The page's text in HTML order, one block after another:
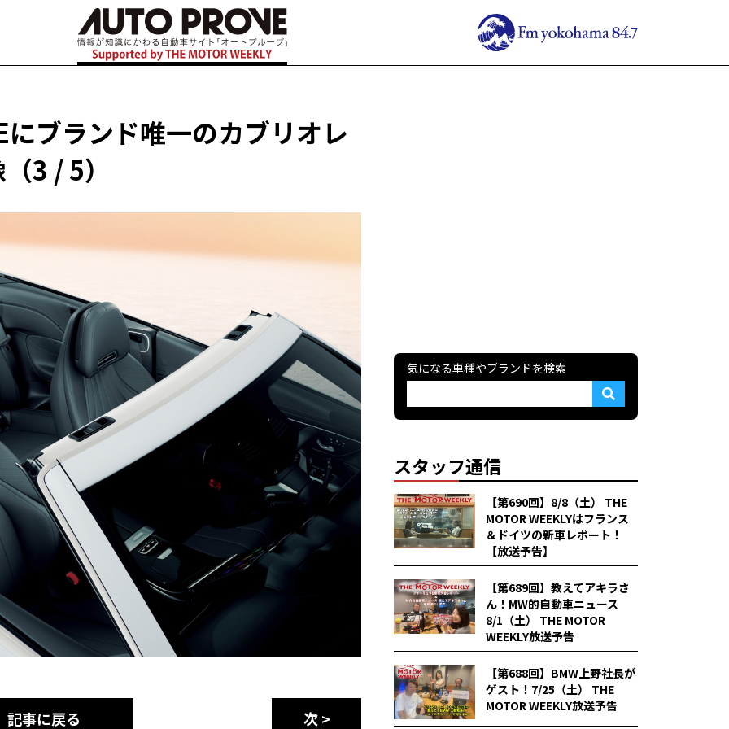
ブランド唯一のカブリオレ
3 / 5）
記事に戻る 次 >
気になる車種やブランドを検索
スタッフ通信
【第690回】8/8（土） THE
MOTOR WEEKLYはフランス
＆ドイツの新車レポート！
【放送予告】
【第689回】教えてアキラさ
ん！MW的自動車ニュース
8/1（土） THE MOTOR
WEEKLY放送予告
【第688回】BMW上野社長が
ゲスト！7/25（土） THE
MOTOR WEEKLY放送予告